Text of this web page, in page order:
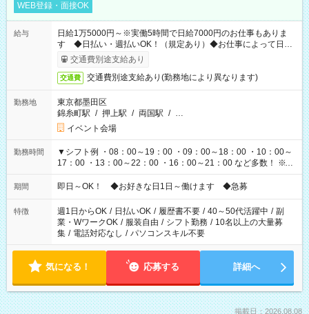
WEB登録・面接OK
給与
日給1万5000円～※実働5時間で日給7000円のお仕事もありま
す ◆日払い・週払いOK！（規定あり）◆お仕事によって日給
も異なります
交通費別途支給あり
交通費 交通費別途支給あり(勤務地により異なります)
勤務地
東京都墨田区
錦糸町駅 / 押上駅 / 両国駅 / …
イベント会場
勤務時間
▼シフト例 ・08：00～19：00 ・09：00～18：00 ・10：00～
17：00 ・13：00～22：00 ・16：00～21：00 など多数！ ※お
仕事により勤務時間が異なります
期間 即日～OK！ ◆お好きな日1日～働けます ◆急募
特徴 週1日からOK / 日払いOK / 履歴書不要 / 40～50代活躍中 / 副
業・WワークOK / 服装自由 / シフト勤務 / 10名以上の大量募
集 / 電話対応なし / パソコンスキル不要
気になる！ 応募する 詳細へ
掲載日：2026.08.08